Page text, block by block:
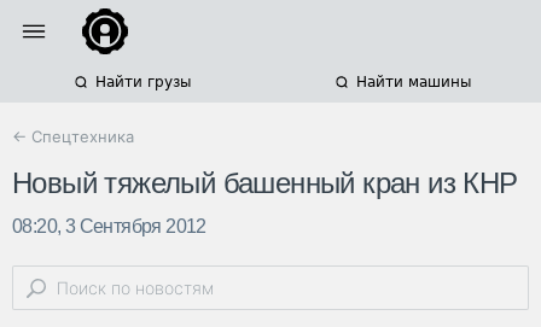
Найти грузы Найти машины
← Спецтехника
Новый тяжелый башенный кран из КНР
08:20, 3 Сентября 2012